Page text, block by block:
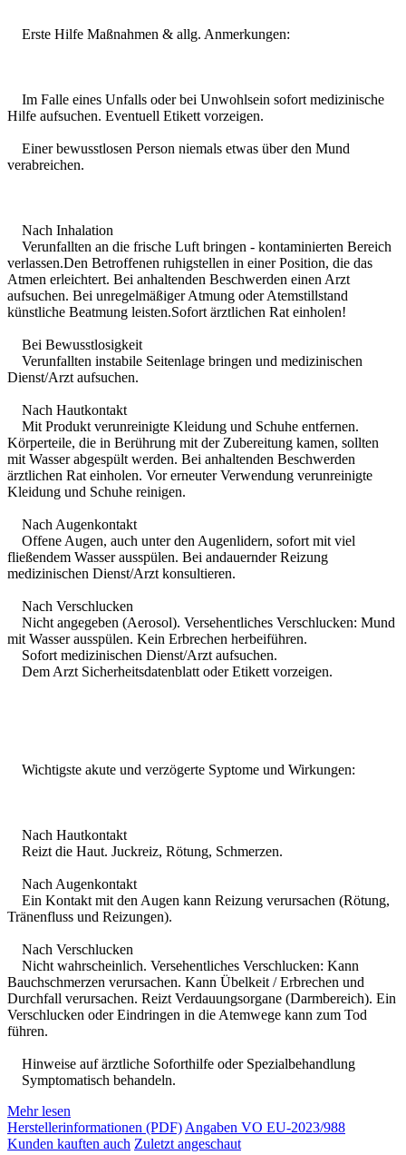
Erste Hilfe Maßnahmen & allg. Anmerkungen:
Im Falle eines Unfalls oder bei Unwohlsein sofort medizinische
Hilfe aufsuchen. Eventuell Etikett vorzeigen.
Einer bewusstlosen Person niemals etwas über den Mund
verabreichen.
Nach Inhalation
Verunfallten an die frische Luft bringen - kontaminierten Bereich
verlassen.Den Betroffenen ruhigstellen in einer Position, die das
Atmen erleichtert. Bei anhaltenden Beschwerden einen Arzt
aufsuchen. Bei unregelmäßiger Atmung oder Atemstillstand
künstliche Beatmung leisten.Sofort ärztlichen Rat einholen!
Bei Bewusstlosigkeit
Verunfallten instabile Seitenlage bringen und medizinischen
Dienst/Arzt aufsuchen.
Nach Hautkontakt
Mit Produkt verunreinigte Kleidung und Schuhe entfernen.
Körperteile, die in Berührung mit der Zubereitung kamen, sollten
mit Wasser abgespült werden. Bei anhaltenden Beschwerden
ärztlichen Rat einholen. Vor erneuter Verwendung verunreinigte
Kleidung und Schuhe reinigen.
Nach Augenkontakt
Offene Augen, auch unter den Augenlidern, sofort mit viel
fließendem Wasser ausspülen. Bei andauernder Reizung
medizinischen Dienst/Arzt konsultieren.
Nach Verschlucken
Nicht angegeben (Aerosol). Versehentliches Verschlucken: Mund
mit Wasser ausspülen. Kein Erbrechen herbeiführen.
Sofort medizinischen Dienst/Arzt aufsuchen.
Dem Arzt Sicherheitsdatenblatt oder Etikett vorzeigen.
Wichtigste akute und verzögerte Syptome und Wirkungen:
Nach Hautkontakt
Reizt die Haut. Juckreiz, Rötung, Schmerzen.
Nach Augenkontakt
Ein Kontakt mit den Augen kann Reizung verursachen (Rötung,
Tränenfluss und Reizungen).
Nach Verschlucken
Nicht wahrscheinlich. Versehentliches Verschlucken: Kann
Bauchschmerzen verursachen. Kann Übelkeit / Erbrechen und
Durchfall verursachen. Reizt Verdauungsorgane (Darmbereich). Ein
Verschlucken oder Eindringen in die Atemwege kann zum Tod
führen.
Hinweise auf ärztliche Soforthilfe oder Spezialbehandlung
Symptomatisch behandeln.
Mehr lesen
Herstellerinformationen (PDF)Angaben VO EU-2023/988
Kunden kauften auch Zuletzt angeschaut